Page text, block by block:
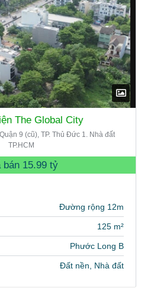
The Global City
9 (cũ), TP. Thủ Đức 1. Nhà đất
TP.HCM
bán 15.99 tỷ
Đường rộng 12m
125 m²
Phước Long B
Đất nền, Nhà đất